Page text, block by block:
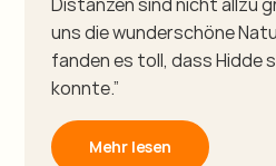
uns die wunderschöne
fanden es toll, dass Hidde
konnte.”
Mehr lesen